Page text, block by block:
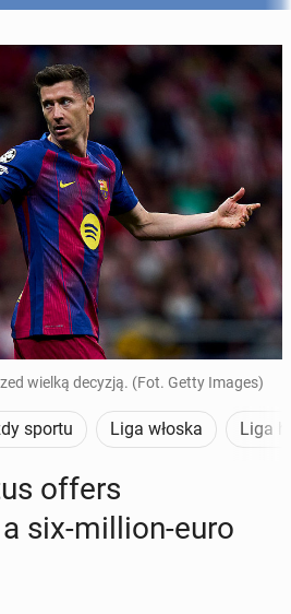
wielką decyzją. (Fot. Getty Images)
sportu Liga włoska Liga
offers
six-million-euro